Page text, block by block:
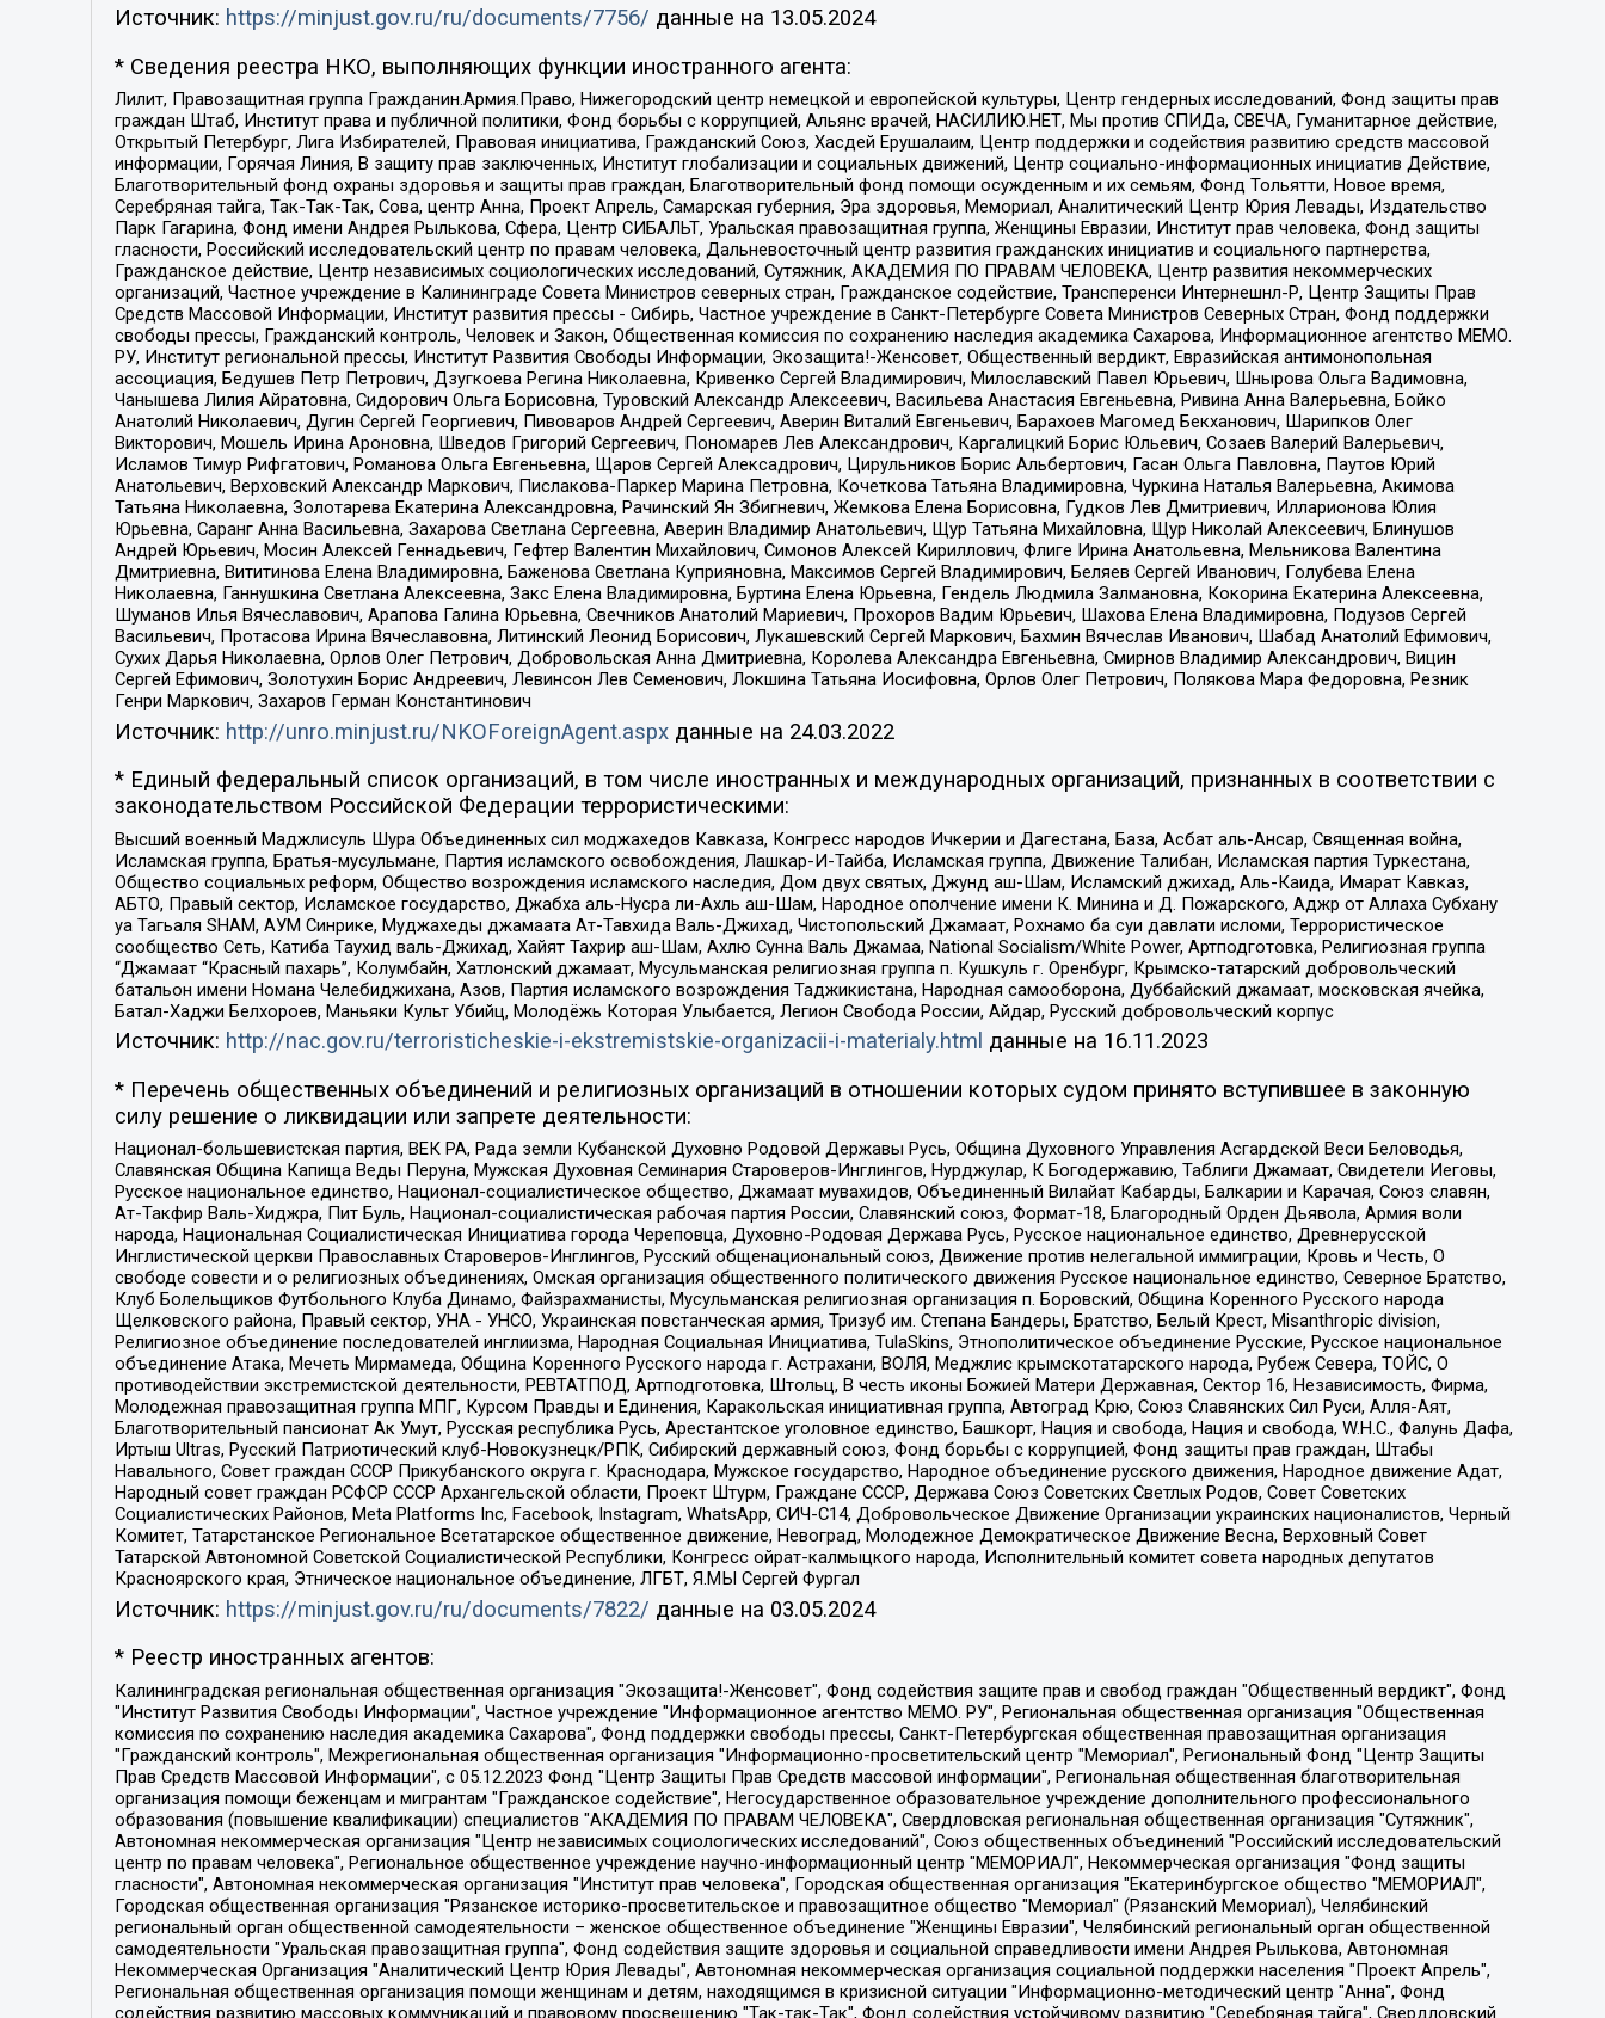
Источник: https://minjust.gov.ru/ru/documents/7756/ данные на 13.05.2024
* Сведения реестра НКО, выполняющих функции иностранного агента:
Лилит, Правозащитная группа Гражданин.Армия.Право, Нижегородский центр немецкой и европейской культуры, Центр гендерных исследований, Фонд защиты прав
граждан Штаб, Институт права и публичной политики, Фонд борьбы с коррупцией, Альянс врачей, НАСИЛИЮ.НЕТ, Мы против СПИДа, СВЕЧА, Гуманитарное действие,
Открытый Петербург, Лига Избирателей, Правовая инициатива, Гражданский Союз, Хасдей Ерушалаим, Центр поддержки и содействия развитию средств массовой
информации, Горячая Линия, В защиту прав заключенных, Институт глобализации и социальных движений, Центр социально-информационных инициатив Действие,
Благотворительный фонд охраны здоровья и защиты прав граждан, Благотворительный фонд помощи осужденным и их семьям, Фонд Тольятти, Новое время,
Серебряная тайга, Так-Так-Так, Сова, центр Анна, Проект Апрель, Самарская губерния, Эра здоровья, Мемориал, Аналитический Центр Юрия Левады, Издательство
Парк Гагарина, Фонд имени Андрея Рылькова, Сфера, Центр СИБАЛЬТ, Уральская правозащитная группа, Женщины Евразии, Институт прав человека, Фонд защиты
гласности, Российский исследовательский центр по правам человека, Дальневосточный центр развития гражданских инициатив и социального партнерства,
Гражданское действие, Центр независимых социологических исследований, Сутяжник, АКАДЕМИЯ ПО ПРАВАМ ЧЕЛОВЕКА, Центр развития некоммерческих
организаций, Частное учреждение в Калининграде Совета Министров северных стран, Гражданское содействие, Трансперенси Интернешнл-Р, Центр Защиты Прав
Средств Массовой Информации, Институт развития прессы - Сибирь, Частное учреждение в Санкт-Петербурге Совета Министров Северных Стран, Фонд поддержки
свободы прессы, Гражданский контроль, Человек и Закон, Общественная комиссия по сохранению наследия академика Сахарова, Информационное агентство МЕМО.
РУ, Институт региональной прессы, Институт Развития Свободы Информации, Экозащита!-Женсовет, Общественный вердикт, Евразийская антимонопольная
ассоциация, Бедушев Петр Петрович, Дзугкоева Регина Николаевна, Кривенко Сергей Владимирович, Милославский Павел Юрьевич, Шнырова Ольга Вадимовна,
Чанышева Лилия Айратовна, Сидорович Ольга Борисовна, Туровский Александр Алексеевич, Васильева Анастасия Евгеньевна, Ривина Анна Валерьевна, Бойко
Анатолий Николаевич, Дугин Сергей Георгиевич, Пивоваров Андрей Сергеевич, Аверин Виталий Евгеньевич, Барахоев Магомед Бекханович, Шарипков Олег
Викторович, Мошель Ирина Ароновна, Шведов Григорий Сергеевич, Пономарев Лев Александрович, Каргалицкий Борис Юльевич, Созаев Валерий Валерьевич,
Исламов Тимур Рифгатович, Романова Ольга Евгеньевна, Щаров Сергей Алексадрович, Цирульников Борис Альбертович, Гасан Ольга Павловна, Паутов Юрий
Анатольевич, Верховский Александр Маркович, Пислакова-Паркер Марина Петровна, Кочеткова Татьяна Владимировна, Чуркина Наталья Валерьевна, Акимова
Татьяна Николаевна, Золотарева Екатерина Александровна, Рачинский Ян Збигневич, Жемкова Елена Борисовна, Гудков Лев Дмитриевич, Илларионова Юлия
Юрьевна, Саранг Анна Васильевна, Захарова Светлана Сергеевна, Аверин Владимир Анатольевич, Щур Татьяна Михайловна, Щур Николай Алексеевич, Блинушов
Андрей Юрьевич, Мосин Алексей Геннадьевич, Гефтер Валентин Михайлович, Симонов Алексей Кириллович, Флиге Ирина Анатольевна, Мельникова Валентина
Дмитриевна, Вититинова Елена Владимировна, Баженова Светлана Куприяновна, Максимов Сергей Владимирович, Беляев Сергей Иванович, Голубева Елена
Николаевна, Ганнушкина Светлана Алексеевна, Закс Елена Владимировна, Буртина Елена Юрьевна, Гендель Людмила Залмановна, Кокорина Екатерина Алексеевна,
Шуманов Илья Вячеславович, Арапова Галина Юрьевна, Свечников Анатолий Мариевич, Прохоров Вадим Юрьевич, Шахова Елена Владимировна, Подузов Сергей
Васильевич, Протасова Ирина Вячеславовна, Литинский Леонид Борисович, Лукашевский Сергей Маркович, Бахмин Вячеслав Иванович, Шабад Анатолий Ефимович,
Сухих Дарья Николаевна, Орлов Олег Петрович, Добровольская Анна Дмитриевна, Королева Александра Евгеньевна, Смирнов Владимир Александрович, Вицин
Сергей Ефимович, Золотухин Борис Андреевич, Левинсон Лев Семенович, Локшина Татьяна Иосифовна, Орлов Олег Петрович, Полякова Мара Федоровна, Резник
Генри Маркович, Захаров Герман Константинович
Источник: http://unro.minjust.ru/NKOForeignAgent.aspxданные на 24.03.2022
* Единый федеральный список организаций, в том числе иностранных и международных организаций, признанных в соответствии с
законодательством Российской Федерации террористическими:
Высший военный Маджлисуль Шура Объединенных сил моджахедов Кавказа, Конгресс народов Ичкерии и Дагестана, База, Асбат аль-Ансар, Священная война,
Исламская группа, Братья-мусульмане, Партия исламского освобождения, Лашкар-И-Тайба, Исламская группа, Движение Талибан, Исламская партия Туркестана,
Общество социальных реформ, Общество возрождения исламского наследия, Дом двух святых, Джунд аш-Шам, Исламский джихад, Аль-Каида, Имарат Кавказ,
АБТО, Правый сектор, Исламское государство, Джабха аль-Нусра ли-Ахль аш-Шам, Народное ополчение имени К. Минина и Д. Пожарского, Аджр от Аллаха Субхану
уа Тагьаля SHAM, АУМ Синрике, Муджахеды джамаата Ат-Тавхида Валь-Джихад, Чистопольский Джамаат, Рохнамо ба суи давлати исломи, Террористическое
сообщество Сеть, Катиба Таухид валь-Джихад, Хайят Тахрир аш-Шам, Ахлю Сунна Валь Джамаа, National Socialism/White Power, Артподготовка, Религиозная группа
“Джамаат “Красный пахарь”, Колумбайн, Хатлонский джамаат, Мусульманская религиозная группа п. Кушкуль г. Оренбург, Крымско-татарский добровольческий
батальон имени Номана Челебиджихана, Азов, Партия исламского возрождения Таджикистана, Народная самооборона, Дуббайский джамаат, московская ячейка,
Батал-Хаджи Белхороев, Маньяки Культ Убийц, Молодёжь Которая Улыбается, Легион Свобода России, Айдар, Русский добровольческий корпус
Источник: http://nac.gov.ru/terroristicheskie-i-ekstremistskie-organizacii-i-materialy.html данные на 16.11.2023
* Перечень общественных объединений и религиозных организаций в отношении которых судом принято вступившее в законную
силу решение о ликвидации или запрете деятельности:
Национал-большевистская партия, ВЕК РА, Рада земли Кубанской Духовно Родовой Державы Русь, Община Духовного Управления Асгардской Веси Беловодья,
Славянская Община Капища Веды Перуна, Мужская Духовная Семинария Староверов-Инглингов, Нурджулар, К Богодержавию, Таблиги Джамаат, Свидетели Иеговы,
Русское национальное единство, Национал-социалистическое общество, Джамаат мувахидов, Объединенный Вилайат Кабарды, Балкарии и Карачая, Союз славян,
Ат-Такфир Валь-Хиджра, Пит Буль, Национал-социалистическая рабочая партия России, Славянский союз, Формат-18, Благородный Орден Дьявола, Армия воли
народа, Национальная Социалистическая Инициатива города Череповца, Духовно-Родовая Держава Русь, Русское национальное единство, Древнерусской
Инглистической церкви Православных Староверов-Инглингов, Русский общенациональный союз, Движение против нелегальной иммиграции, Кровь и Честь, О
свободе совести и о религиозных объединениях, Омская организация общественного политического движения Русское национальное единство, Северное Братство,
Клуб Болельщиков Футбольного Клуба Динамо, Файзрахманисты, Мусульманская религиозная организация п. Боровский, Община Коренного Русского народа
Щелковского района, Правый сектор, УНА - УНСО, Украинская повстанческая армия, Тризуб им. Степана Бандеры, Братство, Белый Крест, Misanthropic division,
Религиозное объединение последователей инглиизма, Народная Социальная Инициатива, TulaSkins, Этнополитическое объединение Русские, Русское национальное
объединение Атака, Мечеть Мирмамеда, Община Коренного Русского народа г. Астрахани, ВОЛЯ, Меджлис крымскотатарского народа, Рубеж Севера, ТОЙС, О
противодействии экстремистской деятельности, РЕВТАТПОД, Артподготовка, Штольц, В честь иконы Божией Матери Державная, Сектор 16, Независимость, Фирма,
Молодежная правозащитная группа МПГ, Курсом Правды и Единения, Каракольская инициативная группа, Автоград Крю, Союз Славянских Сил Руси, Алля-Аят,
Благотворительный пансионат Ак Умут, Русская республика Русь, Арестантское уголовное единство, Башкорт, Нация и свобода, Нация и свобода, W.H.С., Фалунь Дафа,
Иртыш Ultras, Русский Патриотический клуб-Новокузнецк/РПК, Сибирский державный союз, Фонд борьбы с коррупцией, Фонд защиты прав граждан, Штабы
Навального, Совет граждан СССР Прикубанского округа г. Краснодара, Мужское государство, Народное объединение русского движения, Народное движение Адат,
Народный совет граждан РСФСР СССР Архангельской области, Проект Штурм, Граждане СССР, Держава Союз Советских Светлых Родов, Совет Советских
Социалистических Районов, Meta Platforms Inc, Facebook, Instagram, WhatsApp, СИЧ-С14, Добровольческое Движение Организации украинских националистов, Черный
Комитет, Татарстанское Региональное Всетатарское общественное движение, Невоград, Молодежное Демократическое Движение Весна, Верховный Совет
Татарской Автономной Советской Социалистической Республики, Конгресс ойрат-калмыцкого народа, Исполнительный комитет совета народных депутатов
Красноярского края, Этническое национальное объединение, ЛГБТ, Я.МЫ Сергей Фургал
Источник: https://minjust.gov.ru/ru/documents/7822/ данные на 03.05.2024
* Реестр иностранных агентов:
Калининградская региональная общественная организация "Экозащита!-Женсовет", Фонд содействия защите прав и свобод граждан "Общественный вердикт", Фонд "Институт Развития Свободы Информации", Частное учреждение "Информационное агентство МЕМО. РУ", Региональная общественная организация "Общественная комиссия по сохранению наследия академика Сахарова", Фонд поддержки свободы прессы, Санкт-Петербургская общественная правозащитная организация "Гражданский контроль", Межрегиональная общественная организация "Информационно-просветительский центр "Мемориал", Региональный Фонд "Центр Защиты Прав Средств Массовой Информации", с 05.12.2023 Фонд "Центр Защиты Прав Средств массовой информации", Региональная общественная благотворительная организация помощи беженцам и мигрантам "Гражданское содействие", Негосударственное образовательное учреждение дополнительного профессионального образования (повышение квалификации) специалистов "АКАДЕМИЯ ПО ПРАВАМ ЧЕЛОВЕКА", Свердловская региональная общественная организация "Сутяжник", Автономная некоммерческая организация "Центр независимых социологических исследований", Союз общественных объединений "Российский исследовательский центр по правам человека", Региональное общественное учреждение научно-информационный центр "МЕМОРИАЛ", Некоммерческая организация "Фонд защиты гласности", Автономная некоммерческая организация "Институт прав человека", Городская общественная организация "Екатеринбургское общество "МЕМОРИАЛ", Городская общественная организация "Рязанское историко-просветительское и правозащитное общество "Мемориал" (Рязанский Мемориал), Челябинский региональный орган общественной самодеятельности – женское общественное объединение "Женщины Евразии", Челябинский региональный орган общественной самодеятельности "Уральская правозащитная группа", Фонд содействия защите здоровья и социальной справедливости имени Андрея Рылькова, Автономная Некоммерческая Организация "Аналитический Центр Юрия Левады", Автономная некоммерческая организация социальной поддержки населения "Проект Апрель", Региональная общественная организация помощи женщинам и детям, находящимся в кризисной ситуации "Информационно-методический центр "Анна", Фонд содействия развитию массовых коммуникаций и правовому просвещению "Так-так-Так", Фонд содействия устойчивому развитию "Серебряная тайга", Свердловский региональный общественный фонд социальных проектов "Новое время", "Idel.Реалии", Кавказ.Реалии, Крым.Реалии, Телеканал Настоящее Время, Татаро-башкирская служба Радио Свобода (Azatliq Radiosi), Радио Свободная Европа/Радио Свобода (PCE/PC), "Сибирь.Реалии", "Фактограф", Благотворительный фонд помощи осужденным и их семьям, Автономная некоммерческая организация "Институт глобализации и социальных движений", Фонд "В защиту прав заключенных", Частное учреждение "Центр поддержки и содействия развитию средств массовой информации", Пензенский региональный общественный благотворительный фонд "Гражданский союз", "Север.Реалии", Некоммерческая организация Фонд "Правовая инициатива", Общество с ограниченной ответственностью "Радио Свободная Европа/Радио Свобода", Чешское информационное агентство "MEDIUM-ORIENT", Красноярская региональная общественная организация "Мы против СПИДа", Камалягин Денис Николаевич, Маркелов Сергей Евгеньевич, Пономарев Лев Александрович, Савицкая Людмила Алексеевна, Автономная некоммерческая организация "Центр по работе с проблемой насилия "НАСИЛИЮ.НЕТ", Межрегиональный профессиональный союз работников здравоохранения "Альянс врачей", Юридическое лицо, зарегистрированное в Латвийской Республике, SIA "Medusa Project" (регистрационный номер 40103797863, дата регистрации 10.06.2014), Некоммерческая организация "Фонд по борьбе с коррупцией", Автономная некоммерческая организация "Институт права и публичной политики", Баданин Роман Сергеевич, Гликин Максим Александрович, Железнова Мария Михайловна, Лукьянова Юлия Сергеевна, Маетная Елизавета Витальевна, Маняхин Петр Борисович, Чуракова Ольга Владимировна, Ярош Юлия Петровна, Юридическое лицо "The Insider SIA", зарегистрированное в Риге, Латвийская Республика (дата регистрации 26.06.2015), являющееся администратором доменного имени интернет-издания "The Insider SIA", https://theins.ru, Постернак Алексей Евгеньевич, Рубин Михаил Аркадьевич, Анин Роман Александрович, Юридическое лицо Istories fonds, зарегистрированное в Латвийской Республике (регистрационный номер 50008295751, дата регистрации 24.02.2020), Великовский Дмитрий Александрович, Долинина Ирина Николаевна, Мароховская Алеся Алексеевна, Шлейнов Роман Юрьевич, Шмагун Олеся Валентиновна, Общество с ограниченной ответственностью "Альтаир 2021", Общество с ограниченной ответственностью "Вега 2021", Общество с ограниченной ответственностью "Главный редактор 2021", Общество с ограниченной ответственностью "Ромашки монолит", Важенков Артем Валерьевич, Ивановская областная общественная организация "Центр гендерных исследований", Гурман Юрий Альбертович, Медиапроект "ОВД-Инфо", Егоров Владимир Владимирович, Жилинский Владимир Александрович, Общество с ограниченной ответственностью "ЗП", Иванова София Юрьевна, Карезина Инна Павловна, Кильтау Екатерина Викторовна, Петров Алексей Викторович, Пискунов Сергей Евгеньевич, Смирнов Сергей Сергеевич, Тихонов Михаил Сергеевич, Общество с ограниченной ответственностью "ЖУРНАЛИСТ-ИНОСТРАННЫЙ АГЕНТ", Арапова Галина Юрьевна, Вольтская Татьяна Анатольевна, Американская компания "Mason G.E.S. Anonymous Foundation" (США), являющаяся владельцем интернет-издания https://mnews.world/, Компания "Stichting Bellingcat", зарегистрированная в Нидерландах (дата регистрации 11.07.2018), Захаров Андрей Вячеславович, Клепиковская Екатерина Дмитриевна, Общество с ограниченной ответственностью "МЕМО", Перл Роман Александрович, Симонов Евгений Алексеевич, Соловьева Елена Анатольевна, Сотников Даниил Владимирович, Сурначева Елизавета Дмитриевна, Автономная некоммерческая организация по защите прав человека и информированию населения "Якутия – Наше Мнение", Общество с ограниченной ответственностью "Москоу диджитал медиа", с 26.01.2023 Общество с ограниченной ответственностью "Чайка Белые сады", Ветошкина Валерия Валерьевна, Заговора Максим Александрович, Межрегиональное общественное движение "Российская ЛГБТ - сеть", Оленичев Максим Владимирович, Павлов Иван Юрьевич, Скворцова Елена Сергеевна, Общество с ограниченной ответственностью "Как бы инагент", Кочетков Игорь Викторович, Общество с ограниченной ответственностью "Честные выборы", Еланчик Олег Александрович, Общество с ограниченной ответственностью "Нобелевский призыв", Гималова Регина Эмилевна, Григорьев Андрей Валерьевич, Григорьева Алина Александровна, Ассоциация по содействию защите прав призывников, альтернативнослужащих и военнослужащих "Правозащитная группа "Гражданин.Армия.Право", Хисамова Регина Фаритовна, Автономная некоммерческая организация по реализации социально-правовых программ "Лилит", Дальневосточное общественное движение "Маяк", Санкт-Петербургская ЛГБТ-инициативная группа "Выход", Инициативная группа ЛГБТ+ "Реверс", Алексеев Андрей Викторович, Бекбулатова Таисия Львовна, Беляев Иван Михайлович, Владыкина Елена Сергеевна, Гельман Марат Александрович, Никульшина Вероника Юрьевна, Толоконникова Надежда Андреевна, Шендерович Виктор Анатольевич, Общество с ограниченной ответственностью "Данное сообщение", Общество с ограниченной ответственностью Издательский дом "Новая глава", Айнбиндер Александра Александровна, Московский комьюнити-центр для ЛГБТ+инициатив, Благотворительный фонд развития филантропии, Deutsche Welle (Германия, Kurt-Schumacher-Strasse 3, 53113 Bonn), Борзунова Мария Михайловна, Воробьев Виктор Викторович, Голубева Анна Львовна, Константинова Алла Михайловна, Малкова Ирина Владимировна, Мурадов Мурад Абдулгалимович, Осетинская Елизавета Николаевна, Понасенков Евгений Николаевич, Ганапольский Матвей Юрьевич, Киселев Евгений Алексеевич, Борухович Ирина Григорьевна, Дремин Иван Тимофеевич, Дубровский Дмитрий Викторович, Красноярская региональная общественная организация поддержки и развития альтернативных образовательных технологий и межкультурных коммуникаций "ИНТЕРРА", Маяковская Екатерина Алексеевна, Фейгин Марк Захарович, Филимонов Андрей Викторович, Дзугкоева Регина Николаевна, Доброхотов Роман Александрович, Дудь Юрий Александрович, Елкин Сергей Владимирович, Кругликов Кирилл Игоревич, Сабунаева Мария Леонидовна, Семенов Алексей Владимирович, Шаинян Карен Багратович, Шульман Екатерина Михайловна, Асафьев Артур Валерьевич, Вахштайн Виктор Семенович, Венедиктов Алексей Алексеевич, Лушникова Екатерина Евгеньевна, Волков Леонид Михайлович, Невзоров Александр Глебович, Пархоменко Сергей Борисович, Сироткин Ярослав Николаевич, Кара-Мурза Владимир Владимирович, Баранова Наталья Владимировна, Гозман Леонид Яковлевич, Кагарлицкий Борис Юльевич, Климарев Михаил Валерьевич, Милов Владимир Станиславович, Автономная некоммерческая организация Краснодарский центр современного искусства "Типография", Моргенштерн Алишер Тагирович, Соболь Любовь Эдуардовна, Общество с ограниченной ответственностью "ЛИЗА НОРМ", Каспаров Гарри Кимович, Ходорковский Михаил Борисович, Общество с ограниченной ответственностью "Апрельские тезисы", Данилович Ирина Брониславовна, Кашин Олег Владимирович, Петров Николай Владимирович, Пивоваров Алексей Владимирович, Соколов Михаил Владимирович, Цветкова Юлия Владимировна, Чичваркин Евгений Александрович, Комитет против пыток/Команда против пыток, Общество с ограниченной ответственностью "Первый научный", Общество с ограниченной ответственностью "Вертолет и ко", Белоцерковская Вероника Борисовна, Кац Максим Евгеньевич, Лазарева Татьяна Юрьевна, Шаведдинов Руслан Табризович, Яшин Илья Валерьевич, Общество с ограниченной ответственностью "Иноагент ААВ", Алешковский Дмитрий Петрович, Альбац Евгения Марковна, Быков Дмитрий Львович, Галямина Юлия Евгеньевна, Лойко Сергей Леонидович, Мартынов Кирилл Константинович, Медведев Сергей Александрович, Крашенинников Федор Геннадиевич, Гордеева Катерина Вл